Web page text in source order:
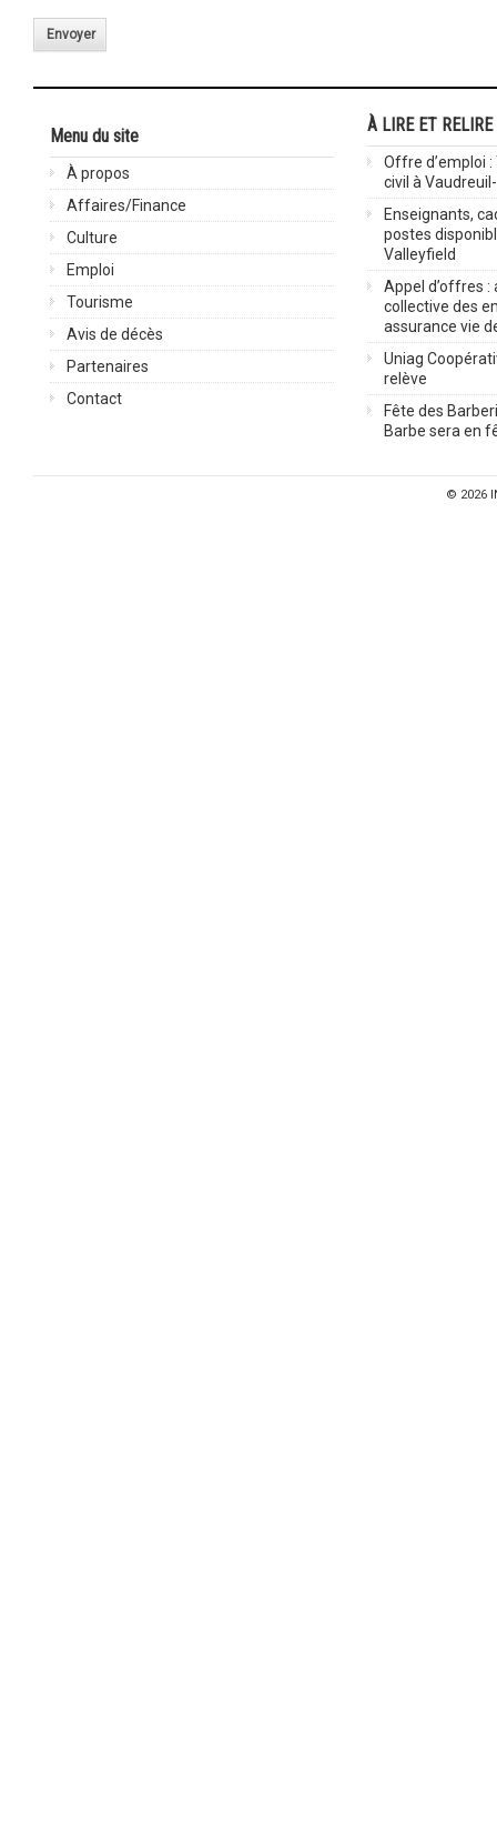
Envoyer
Menu du site
À propos
Affaires/Finance
Culture
Emploi
Tourisme
Avis de décès
Partenaires
Contact
À LIRE ET RELIRE
Offre d’emploi
civil à
Enseignants,
postes
Valleyfield
Appel d’offres :
collective des
assurance vie
Uniag
relève
Fête des
Barbe sera en
© 2026